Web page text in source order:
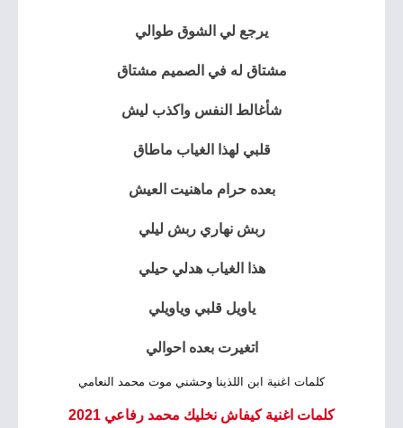
يرجع لي الشوق طوالي
مشتاق له في الصميم مشتاق
شأغالط النفس واكذب ليش
قلبي لهذا الغياب ماطاق
بعده حرام ماهنيت العيش
ربش نهاري ربش ليلي
هذا الغياب هدلي حيلي
ياويل قلبي وياويلي
اتغيرت بعده احوالي
كلمات اغنية ابن اللذينا وحشني موت محمد النعامي
كلمات اغنية كيفاش نخليك محمد رفاعي 2021